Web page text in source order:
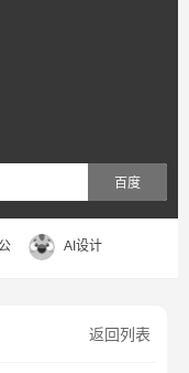
百度
AI设计
返回列表